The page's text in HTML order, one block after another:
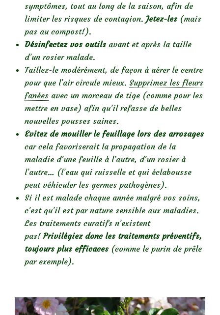
symptômes, tout au long de la saison, afin de
limiter les risques de contagion. Jetez-les (mais
pas au compost!).
Désinfectez vos outils avant et après la taille
d’un rosier malade.
Taillez-le modérément, de façon à aérer le centre
pour que l’air circule mieux. Supprimez les fleurs
fanées avec un morceau de tige (comme pour les
mettre en vase) afin qu’il refasse de belles
nouvelles pousses saines.
Evitez de mouiller le feuillage lors des arrosages
car cela favoriserait la propagation de la
maladie d’une feuille à l’autre, d’un rosier à
l’autre… (l’eau qui ruisselle et qui éclabousse
peut véhiculer les germes pathogènes).
Si il est malade chaque année malgré vos soins,
c’est qu’il est par nature sensible aux maladies.
Les traitements curatifs n’existent
pas!Privilégiez donc les traitements préventifs,
toujours plus efficaces (comme le purin de prêle
par exemple).